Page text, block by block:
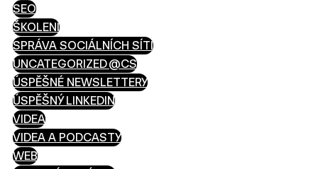
SEO
ŠKOLENÍ
SPRÁVA SOCIÁLNÍCH SÍTÍ
UNCATEGORIZED @CS
ÚSPĚŠNÉ NEWSLETTERY
ÚSPĚŠNÝ LINKEDIN
VIDEA
VIDEA A PODCASTY
WEB